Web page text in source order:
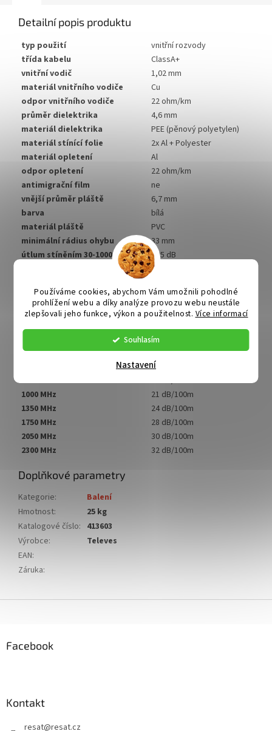
Používáme cookies, abychom Vám umožnili pohodlné
prohlížení webu a díky analýze provozu webu neustále
zlepšovali jeho funkce, výkon a použitelnost. Více informací
Souhlasím
Nastavení
Detailní popis produktu
typ použití
vnitřní rozvody
třída kabelu
ClassA+
vnitřní vodič
1,02 mm
materiál vnitřního vodiče
Cu
odpor vnitřního vodiče
22 ohm/km
průměr dielektrika
4,6 mm
materiál dielektrika
PEE (pěnový polyetylen)
materiál stínící folie
2x Al + Polyester
materiál opletení
Al
odpor opletení
22 ohm/km
antimigrační film
ne
vnější průměr pláště
6,7 mm
barva
bílá
materiál pláště
PVC
minimální rádius ohybu
33 mm
útlum stíněním 30-1000 MHz
>95 dB
>85 dB
impedance
75 ohm
balení
250m
--------------útlumy-------------
.
200 MHz
8 dB/100m
14 dB/100m
800 MHz
18 dB/100m
1000 MHz
21 dB/100m
1350 MHz
24 dB/100m
1750 MHz
28 dB/100m
2050 MHz
30 dB/100m
2300 MHz
32 dB/100m
Doplňkové parametry
Kategorie:
Balení
Hmotnost:
25 kg
Katalogové číslo: 413603
Výrobce:
Televes
EAN:
Záruka:
Facebook
Kontakt
resat@resat.cz